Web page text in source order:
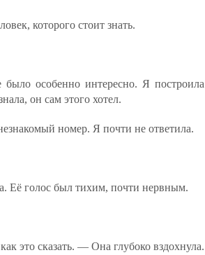
которого стоит знать.
особенно интересно. Я построила
он сам этого хотел.
номер. Я почти не ответила.
голос был тихим, почти нервным.
это сказать. — Она глубоко вздохнула.